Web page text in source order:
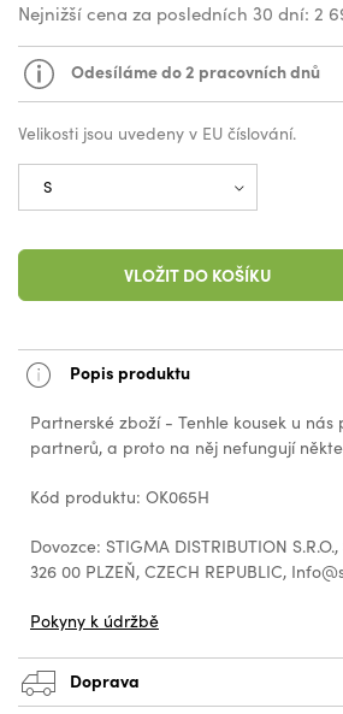
Nejnižší cena za posledních 30 dní: 2
Odesíláme do 2 pracovních dnů
Velikosti jsou uvedeny v EU číslování.
VLOŽIT DO KOŠÍKU
Popis produktu
Partnerské zboží - Tenhle kousek u
partnerů, a proto na něj nefungují
Kód produktu: OK065H
Dovozce: STIGMA DISTRIBUTION S.R.O.,
326 00 PLZEŇ, CZECH REPUBLIC,
Pokyny k údržbě
Doprava